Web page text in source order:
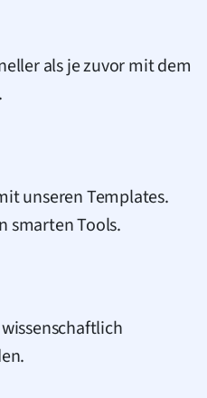
als je zuvor mit dem
unseren Templates.
smarten Tools.